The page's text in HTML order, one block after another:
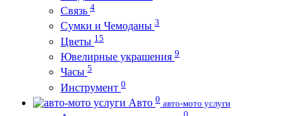
Связь 4
Сумки и Чемоданы 3
Цветы 15
Ювелирные украшения 9
Часы 5
Инструмент 0
Авто 0 авто-мото услуги